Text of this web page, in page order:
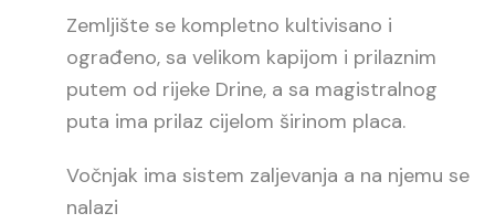
Zemljište se kompletno kultivisano i
ograđeno, sa velikom kapijom i prilaznim
putem od rijeke Drine, a sa magistralnog
puta ima prilaz cijelom širinom placa.
Vočnjak ima sistem zaljevanja a na njemu se
nalazi